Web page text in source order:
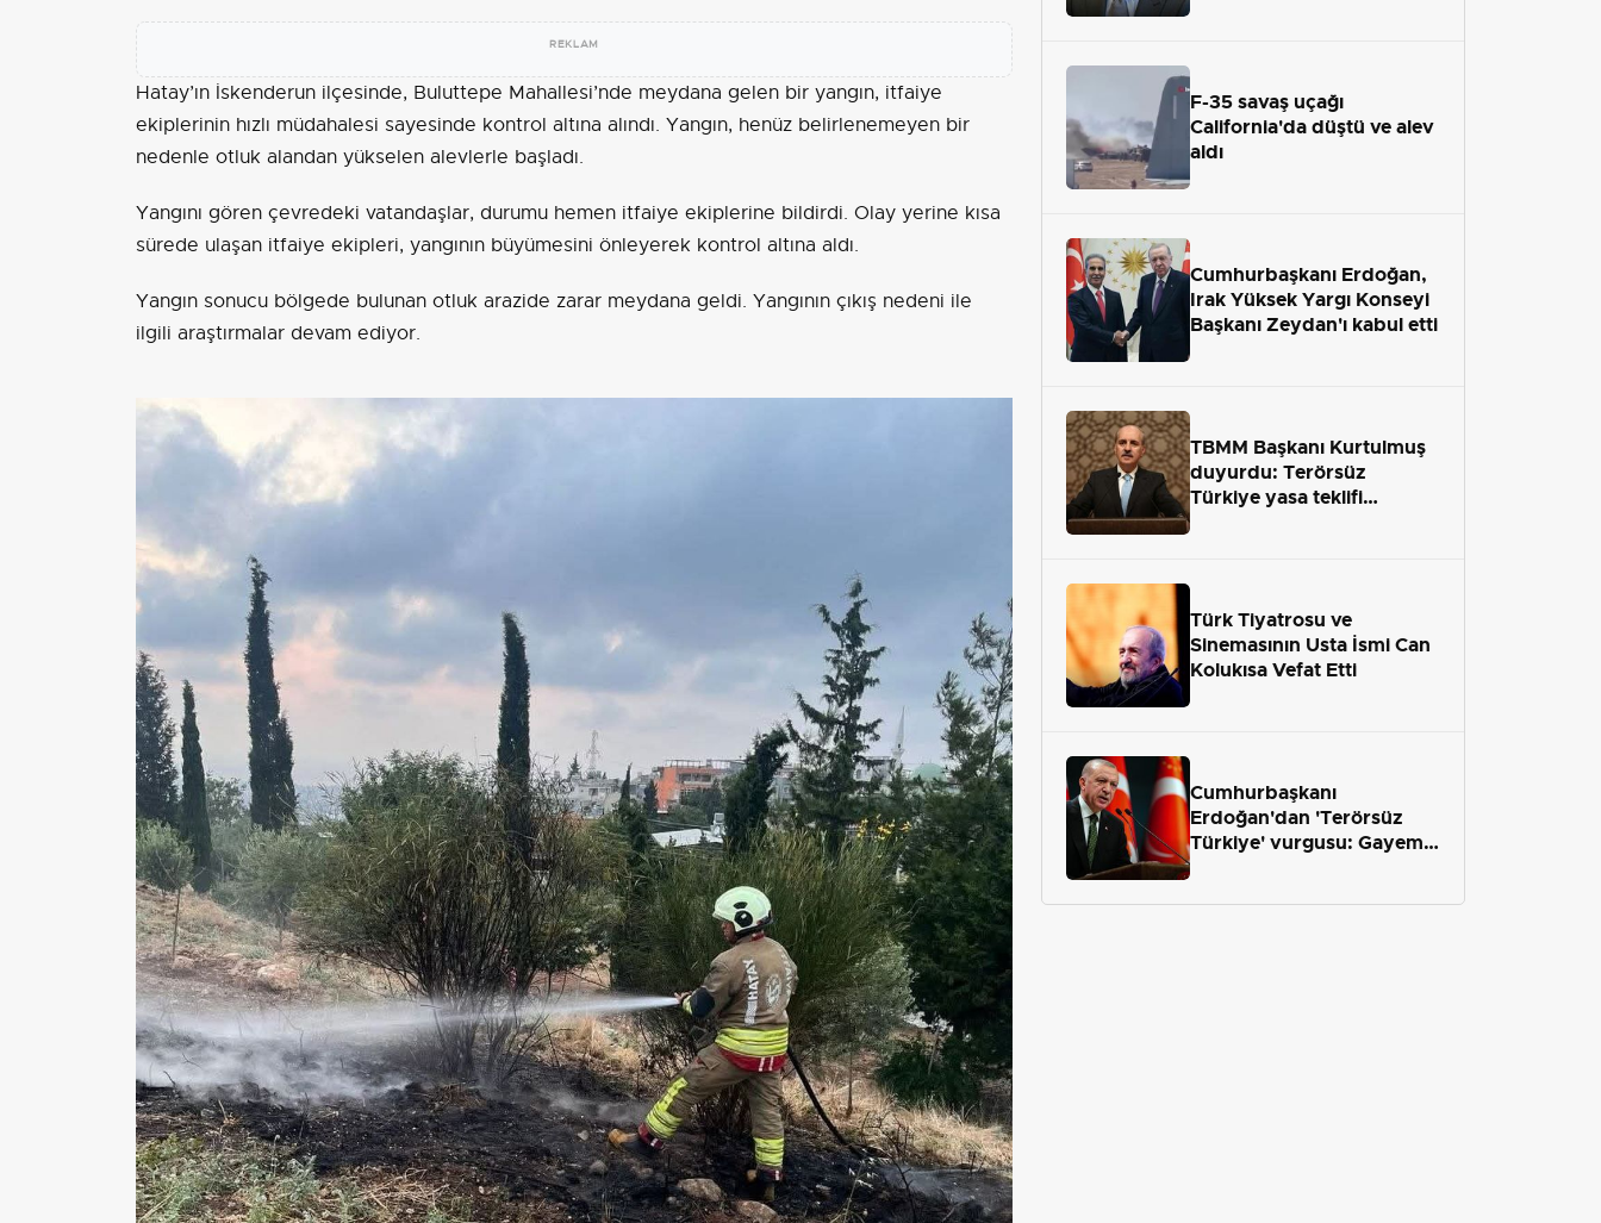
REKLAM
Hatay’ın İskenderun ilçesinde, Buluttepe Mahallesi’nde meydana gelen bir yangın, itfaiye
ekiplerinin hızlı müdahalesi sayesinde kontrol altına alındı. Yangın, henüz belirlenemeyen bir
nedenle otluk alandan yükselen alevlerle başladı.
Yangını gören çevredeki vatandaşlar, durumu hemen itfaiye ekiplerine bildirdi. Olay yerine kısa
sürede ulaşan itfaiye ekipleri, yangının büyümesini önleyerek kontrol altına aldı.
Yangın sonucu bölgede bulunan otluk arazide zarar meydana geldi. Yangının çıkış nedeni ile
ilgili araştırmalar devam ediyor.
F-35 savaş uçağı
California'da düştü ve alev
aldı
Cumhurbaşkanı Erdoğan,
Irak Yüksek Yargı Konseyi
Başkanı Zeydan'ı kabul etti
TBMM Başkanı Kurtulmuş
duyurdu: Terörsüz
Türkiye yasa teklifi
Türk Tiyatrosu ve
Sinemasının Usta İsmi Can
Kolukısa Vefat Etti
Cumhurbaşkanı
Erdoğan'dan 'Terörsüz
Türkiye' vurgusu: Gayemiz